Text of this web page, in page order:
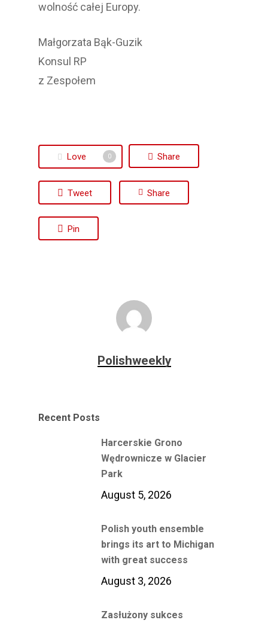
wolność całej Europy.
Małgorzata Bąk-Guzik
Konsul RP
z Zespołem
Love 0 Share
Tweet Share
Pin
Polishweekly
Recent Posts
Harcerskie Grono
Wędrownicze w Glacier
Park
August 5, 2026
Polish youth ensemble
brings its art to Michigan
with great success
August 3, 2026
Zasłużony sukces